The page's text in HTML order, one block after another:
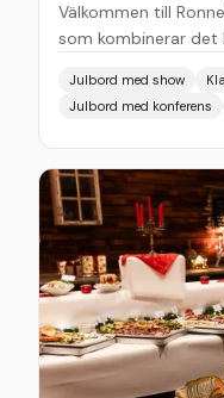
Välkommen till
som kombinerar
klassiskt julbord
också på en
guldkant på kvällen.
julens traditionella
julskinka till
Vi har något för alla
stämningsfulla
bättre än god mat?
fantastisk show!
som lyfter kvällen
och en stämning du
vinter bjuder vi på
Julbord med show
Julbord med konferens